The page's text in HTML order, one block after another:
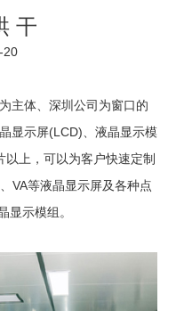
干
20
主体、深圳公司为窗口的
显示屏(LCD)、液晶显示模
上，可以为客户快速定制
VA等液晶显示屏及各种点
显示模组。